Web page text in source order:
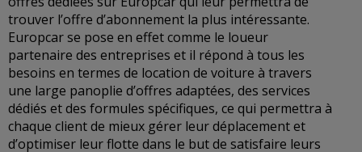
trouver l’offre d’abonnement la plus intéressante.
Europcar se pose en effet comme le loueur
partenaire des entreprises et il répond à tous les
besoins en termes de location de voiture à travers
une large panoplie d’offres adaptées, des services
dédiés et des formules spécifiques, ce qui permettra à
chaque client de mieux gérer leur déplacement et
d’optimiser leur flotte dans le but de satisfaire leurs